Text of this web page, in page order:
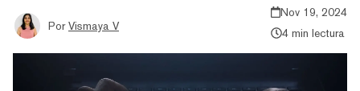
Por Vismaya V
Nov 19, 2024
4 min lectura